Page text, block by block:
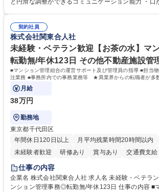
管理 ・福利厚生関連 ・職員からの問合せ、相談対応
業務全般 募集職種 【東京／文京区】公益財団法人の総務人事業務／年間
休日125日
と円滑な調整ができるコミュニケーション能力 ・口が堅い方
契約社員
株式会社関東合人社
未経験・ベテラン歓迎【お茶の水】マ
転勤無/年休123日 その他不動産施設管
■マンション管理組合の運営サポート及び管理員の指導 ■担当
注業務 ■事務所内での事務業務等 ★異業界からの転職者が多
月給
38万円
勤務地
東京都千代田区
年間休日120日以上
月平均残業時間20時間以内
未経験者歓迎
研修あり 賞与あり 交通費支給
仕事の内容
企業名 株式会社関東合人社 求人名 未経験・ベテラン歓迎【お茶の水】マ
ンション管理事務◎転勤無/年休123日 仕事の内容 ■マンション管理組合の